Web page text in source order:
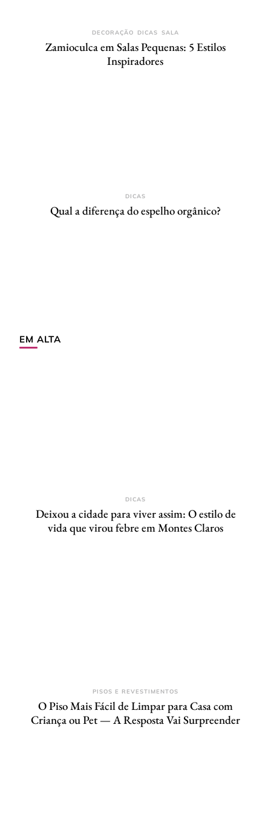
DECORAÇÃO DICAS SALA
Zamioculca em Salas Pequenas: 5 Estilos
Inspiradores
DICAS
Qual a diferença do espelho orgânico?
EM ALTA
DICAS
Deixou a cidade para viver assim: O estilo de
vida que virou febre em Montes Claros
PISOS E REVESTIMENTOS
O Piso Mais Fácil de Limpar para Casa com
Criança ou Pet — A Resposta Vai Surpreender